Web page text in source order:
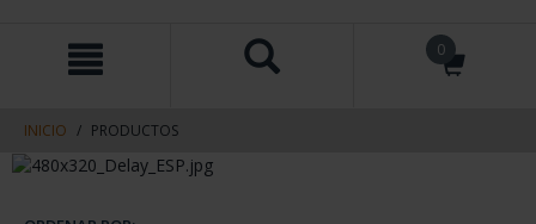
contenido
navegacin
0
INICIO PRODUCTOS